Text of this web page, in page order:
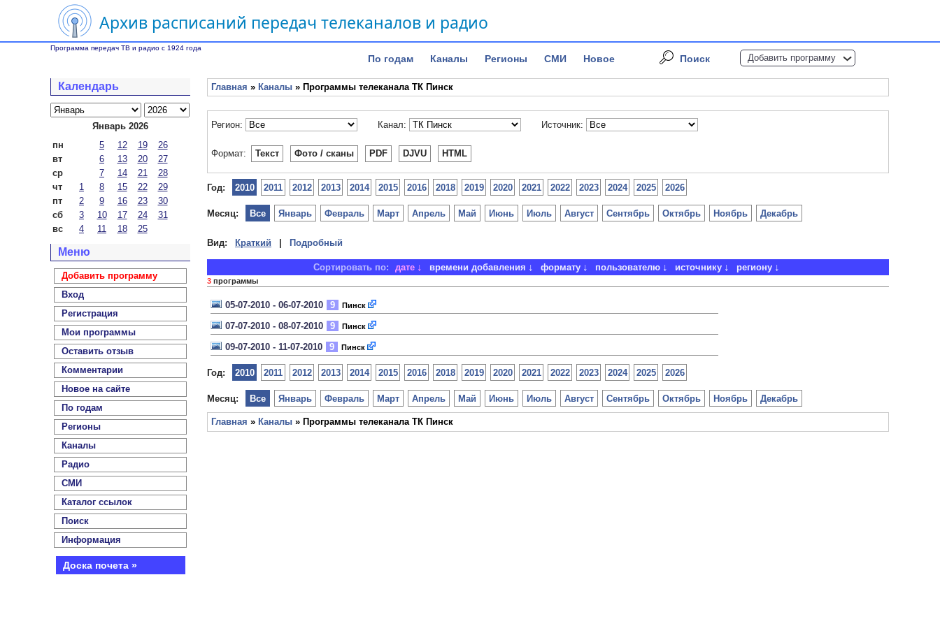
Архив расписаний передач телеканалов и радио
Программа передач ТВ и радио с 1924 года
По годам Каналы Регионы СМИ Новое Поиск Добавить программу
Календарь
Январь 2026
пн
5 12 19
26
вт
6 13 20
27
ср
7 14 21
28
чт
1 8 15 22
29
пт
2 9 16 23
30
сб
3 10 17 24
31
вс
4 11 18 25
Меню
Добавить программу
Вход
Регистрация
Мои программы
Оставить отзыв
Комментарии
Новое на сайте
По годам
Регионы
Каналы
Радио
СМИ
Каталог ссылок
Поиск
Информация
Доска почета »
Главная » Каналы » Программы телеканала ТК Пинск
Регион: Канал: Источник:
Формат: Текст Фото / сканы PDF DJVU HTML
Год: 2010 2011 2012 2013 2014 2015 2016 2018 2019 2020 2021 2022 2023 2024 2025 2026
Месяц: Январь Февраль Март Апрель Май Июнь Июль Август Сентябрь Октябрь Ноябрь Декабрь
Все
Вид: Краткий Подробный
Сортировать по: дате времени добавления формату пользователю источнику региону
3 программы
05-07-2010 - 06-07-2010 9 Пинск
07-07-2010 - 08-07-2010 9 Пинск
09-07-2010 - 11-07-2010 9 Пинск
Год: 2010 2011 2012 2013 2014 2015 2016 2018 2019 2020 2021 2022 2023 2024 2025 2026
Месяц: Январь Февраль Март Апрель Май Июнь Июль Август Сентябрь Октябрь Ноябрь Декабрь
Все
Главная » Каналы » Программы телеканала ТК Пинск